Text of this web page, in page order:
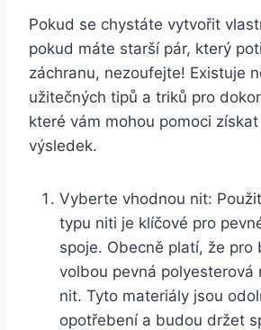
Pokud se chystáte vytvořit⁢
pokud máte starší pár, který
záchranu, nezoufejte! Existuje
užitečných tipů a triků pro
které vám mohou⁢ pomoci‌
výsledek.
Vyberte vhodnou nit:
typu niti je klíčové pro
spoje. Obecně platí, že pro
volbou pevná polyesterová
nit. Tyto materiály jsou
opotřebení a budou držet